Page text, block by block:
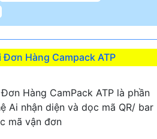
Hàng Campack ATP
Hàng CamPack ATP là phần
Ai nhận diện và dọc mã QR/ bar
mã vận đơn